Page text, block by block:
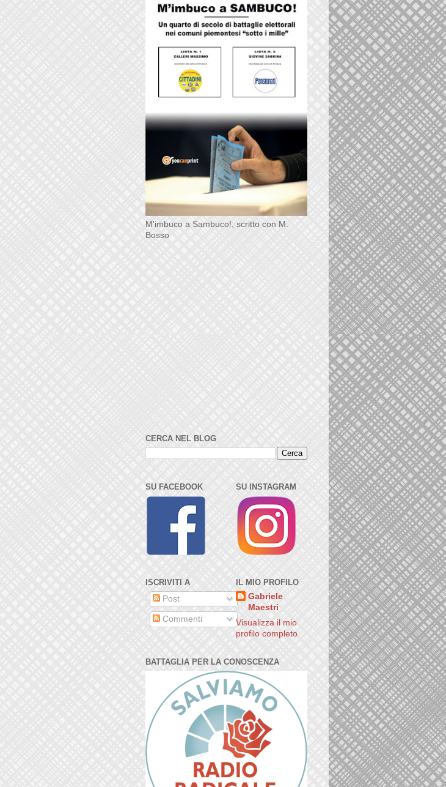
M'imbuco a Sambuco!, scritto con M.
Bosso
CERCA NEL BLOG
SU FACEBOOK
ISCRIVITI A
Post
Commenti
SU INSTAGRAM
IL MIO PROFILO
Gabriele
Maestri
Visualizza il mio
profilo completo
BATTAGLIA PER LA CONOSCENZA